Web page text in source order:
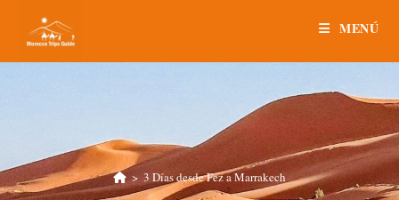
MENÚ
> 3 Días desde Fez a Marrakech